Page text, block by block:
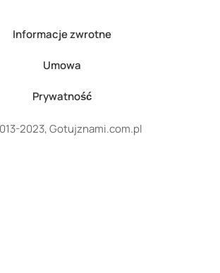
2023, Gotujznami.com.pl
Informacje zwrotne
Umowa
Prywatność